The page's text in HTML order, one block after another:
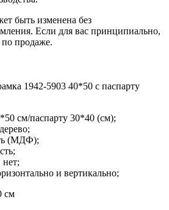
быть изменена без
Если для вас принципиально,
продаже.
1942-5903 40*50 с паспарту
см/паспарту 30*40 (см);
(МДФ);
и вертикально;
см